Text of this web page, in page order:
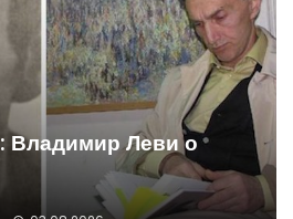
Владимир Леви о